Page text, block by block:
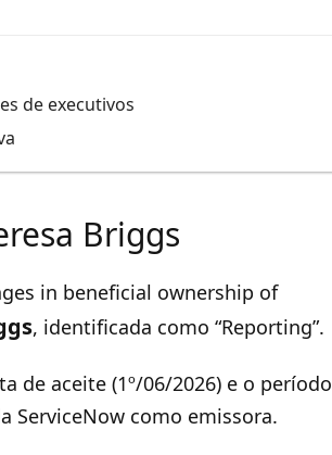
de executivos
Briggs
in beneficial ownership of
, identificada como “Reporting”.
de aceite (1º/06/2026) e o período
ServiceNow como emissora.